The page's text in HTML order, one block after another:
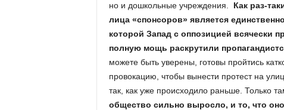
но и дошкольные учреждения. Как раз-
лица «спонсоров» является
которой Запад с оппозицией всячески
полную мощь раскрутили
можете быть уверены, готовы пройтись
провокацию, чтобы вынести протест на
так, как уже происходило раньше. Только
общество сильно выросло, и то, что